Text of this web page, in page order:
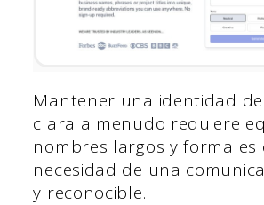
Mantener una identidad
clara a menudo requiere
nombres largos y formales
necesidad de una
y reconocible.